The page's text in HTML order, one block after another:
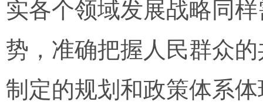
实各个领域发展战略同
势，准确把握人民群众
制定的规划和政策体系